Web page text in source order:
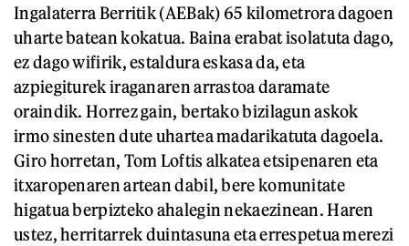
Ingalaterra Berritik (AEBak) 65 kilometrora dagoen
uharte batean kokatua. Baina erabat isolatuta dago,
ez dago wifirik, estaldura eskasa da, eta
azpiegiturek iraganaren arrastoa daramate
oraindik. Horrez gain, bertako bizilagun askok
irmo sinesten dute uhartea madarikatuta dagoela.
Giro horretan, Tom Loftis alkatea etsipenaren eta
itxaropenaren artean dabil, bere komunitate
higatua berpizteko ahalegin nekaezinean. Haren
ustez, herritarrek duintasuna eta errespetua merezi